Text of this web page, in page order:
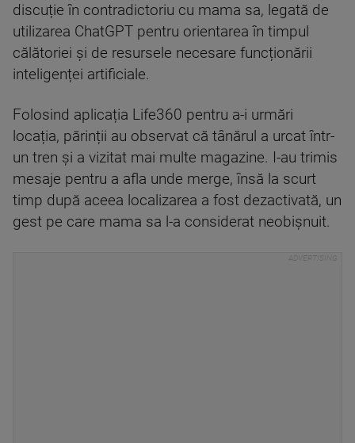
discuție în contradictoriu cu mama sa, legată de
utilizarea ChatGPT pentru orientarea în timpul
călătoriei și de resursele necesare funcționării
inteligenței artificiale.
Folosind aplicația Life360 pentru a-i urmări
locația, părinții au observat că tânărul a urcat într-
un tren și a vizitat mai multe magazine. I-au trimis
mesaje pentru a afla unde merge, însă la scurt
timp după aceea localizarea a fost dezactivată, un
gest pe care mama sa l-a considerat neobișnuit.